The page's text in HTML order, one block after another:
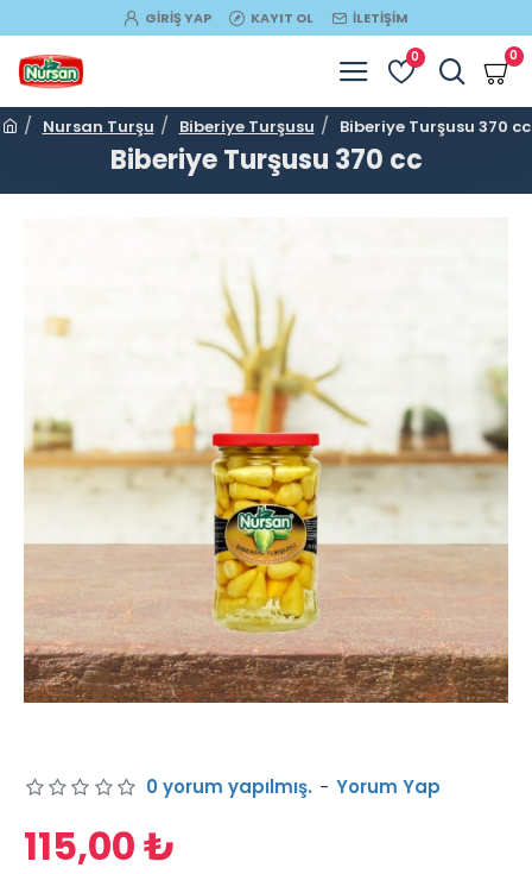
GIRIŞ YAP KAYIT OL İLETIŞIM
0 0
Nursan Turşu Biberiye Turşusu Biberiye Turşusu 370 cc
Biberiye Turşusu 370 cc
0 yorum yapılmış. - Yorum Yap
115,00 ₺